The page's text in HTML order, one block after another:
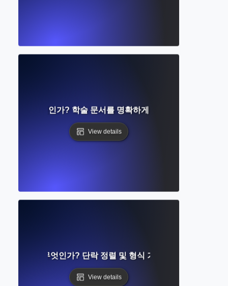
구조란 무엇인가? 학술 문서를 명확하게 구성하는 완벽 가이드
View details
들여쓰기는 무엇인가? 단락 정렬 및 형식 기준 이해하기
View details